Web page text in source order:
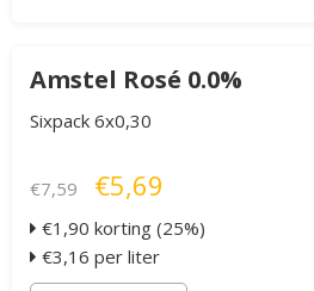
Amstel Rosé 0.0%
Sixpack 6x0,30
€7,59 €5,69
€1,90 korting (25%)
€3,16 per liter